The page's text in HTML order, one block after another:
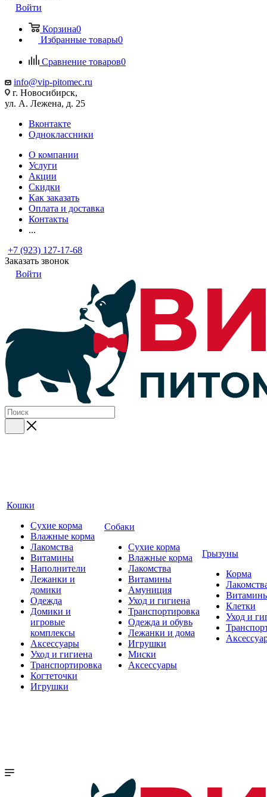
Войти
Корзина0
Избранные товары0
Сравнение товаров0
info@vip-pitomec.ru
г. Новосибирск,
ул. А. Лежена, д. 25
Вконтакте
Одноклассники
О компании
Услуги
Акции
Скидки
Как заказать
Оплата и доставка
Контакты
...
+7 (923) 127-17-68
Заказать звонок
Войти
Кошки
Сухие корма
Влажные корма
Лакомства
Витамины
Наполнители
Лежанки и
домики
Одежда
Домики и
игровые
комплексы
Аксессуары
Уход и гигиена
Транспортировка
Когтеточки
Игрушки
Собаки
Сухие корма
Влажные корма
Лакомства
Витамины
Амуниция
Уход и гигиена
Транспортировка
Одежда и обувь
Лежанки и дома
Игрушки
Миски
Аксессуары
Грызуны
Корма
Клетки
Уход и